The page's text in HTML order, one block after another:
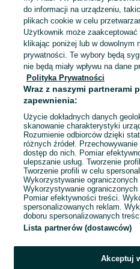
43,37 zł
Kowalowa
19 lipca
18,53 zł
Kowalowa
17 lipca
1
do informacji na urządzeniu,
plikach cookie w celu
Użytkownik może
klikając poniżej lub w dowolnym
prywatności. Te wybory będą
nie będą miały wpływu na dane
Polityka Prywatności
Wraz z naszymi partnerami
zapewnienia:
Użycie dokładnych danych
skanowanie charakterystyki
Rozumienie odbiorców dzięki
różnych źródeł.
dostęp do nich. Pomiar
ulepszanie usług. Tworzenie
Tworzenie profili w celu
Wykorzystywanie
Wykorzystywanie
Pomiar efektywności treści.
spersonalizowanych reklam.
doboru spersonalizowanych
Lista partnerów (dostawców)
Akceptuj